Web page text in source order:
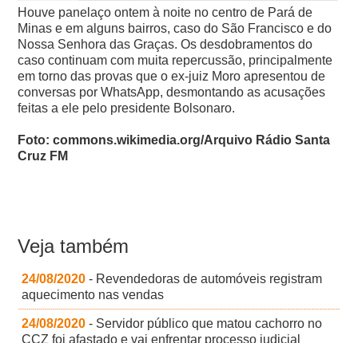
Houve panelaço ontem à noite no centro de Pará de
Minas e em alguns bairros, caso do São Francisco e do
Nossa Senhora das Graças.Os desdobramentos do
caso continuam com muita repercussão, principalmente
em torno das provas que o ex-juiz Moro apresentou de
conversas por WhatsApp, desmontando as acusações
feitas a ele pelo presidente Bolsonaro.
Foto: commons.wikimedia.org/Arquivo Rádio Santa
Cruz FM
Veja também
24/08/2020 - Revendedoras de automóveis registram
aquecimento nas vendas
24/08/2020 - Servidor público que matou cachorro no
CCZ foi afastado e vai enfrentar processo judicial